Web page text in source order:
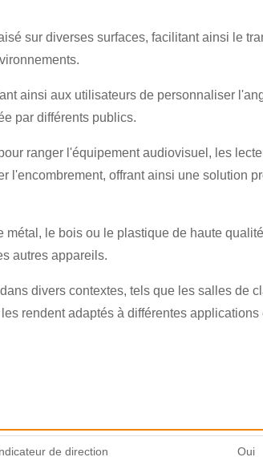
sur diverses surfaces, facilitant ainsi le
ainsi aux utilisateurs de personnaliser
par différents publics.
ranger l'équipement audiovisuel, les
offrant ainsi une solution
le bois ou le plastique de haute
autres appareils.
divers contextes, tels que les salles de
rendent adaptés à différentes
de direction Oui
×
×